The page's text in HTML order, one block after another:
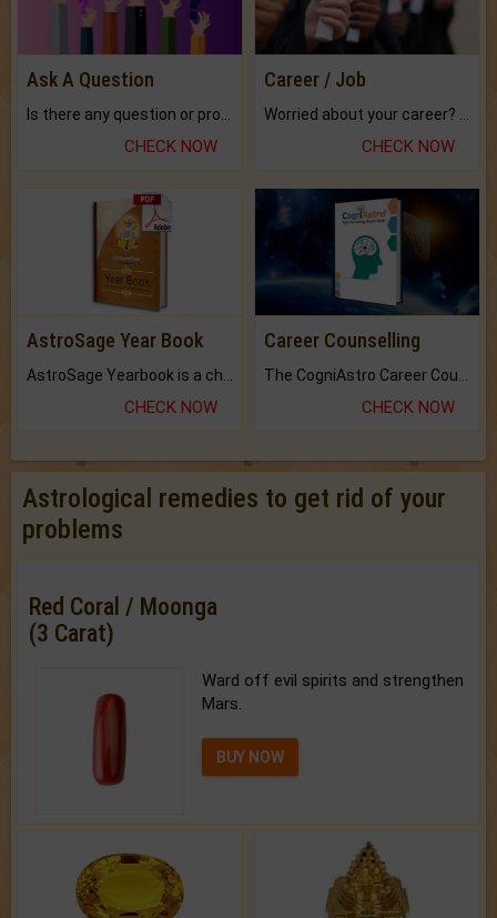
Ask A Question
CHECK NOW
Career / Job
CHECK NOW
AstroSage Year Book
CHECK NOW
Career Counselling
CHECK NOW
Astrological remedies to get rid of your
problems
Red Coral / Moonga
(3 Carat)
Ward off evil spirits and strengthen
Mars.
BUY NOW